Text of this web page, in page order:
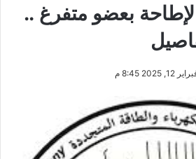
بعضو متفرغ ..
8:45 م